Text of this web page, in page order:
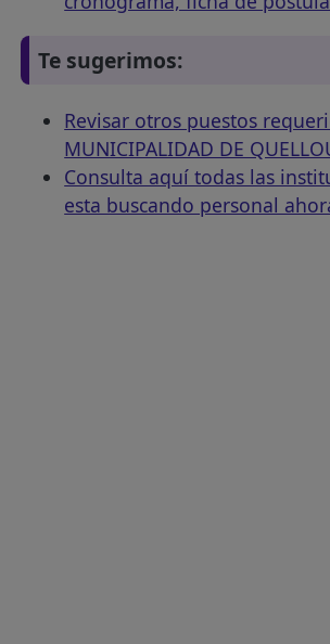
Te sugerimos:
Revisar otros puestos
MUNICIPALIDAD DE
Consulta aquí todas las
esta buscando personal